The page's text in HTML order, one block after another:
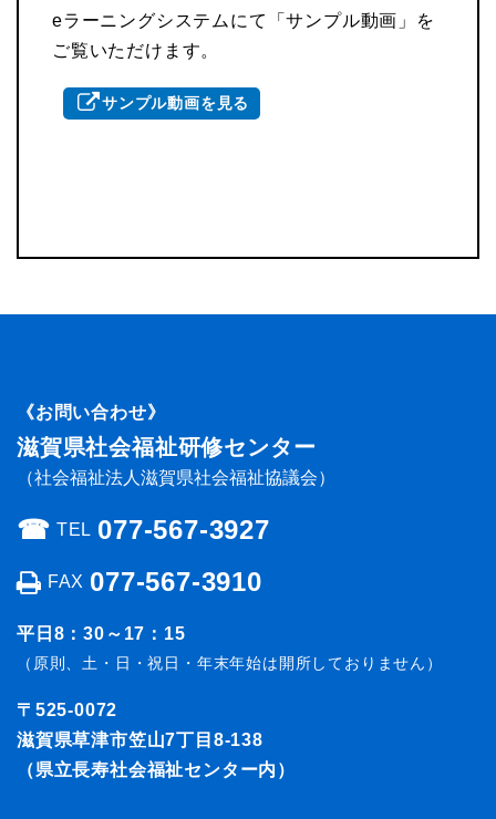
eラーニングシステムにて「サンプル動画」を
ご覧いただけます。
サンプル動画を見る
《お問い合わせ》
滋賀県社会福祉研修センター
（社会福祉法人滋賀県社会福祉協議会）
☎︎ TEL 077-567-3927
FAX 077-567-3910
平日8：30～17：15
（原則、土・日・祝日・年末年始は開所しておりません）
〒525-0072
滋賀県草津市笠山7丁目8-138
（県立長寿社会福祉センター内）